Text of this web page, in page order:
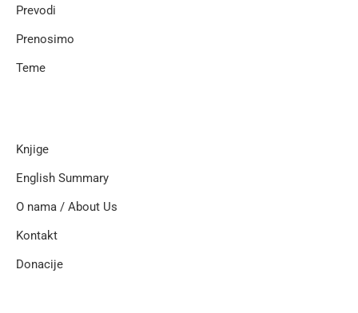
Prevodi
Prenosimo
Teme
Knjige
English Summary
O nama / About Us
Kontakt
Donacije